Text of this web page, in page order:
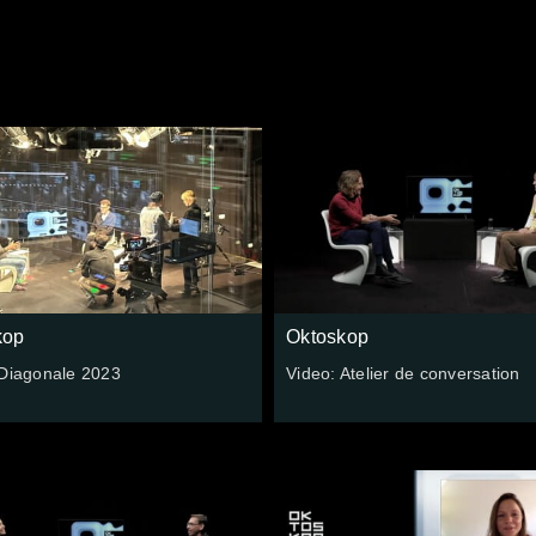
2023
Oktoskop
Video: Atelier de conversation